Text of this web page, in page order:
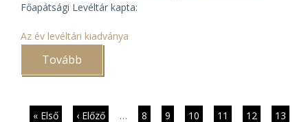
Főapátsági Levéltár kapta:
Az év levéltári kiadványa
Tovább
levéltári
2018.
évi
Oldalszámozás
Első
« Első
Előző
‹ Előző … Page
8 Page
9 Page
10 Page
11
Jelenlegi
12 Page
13